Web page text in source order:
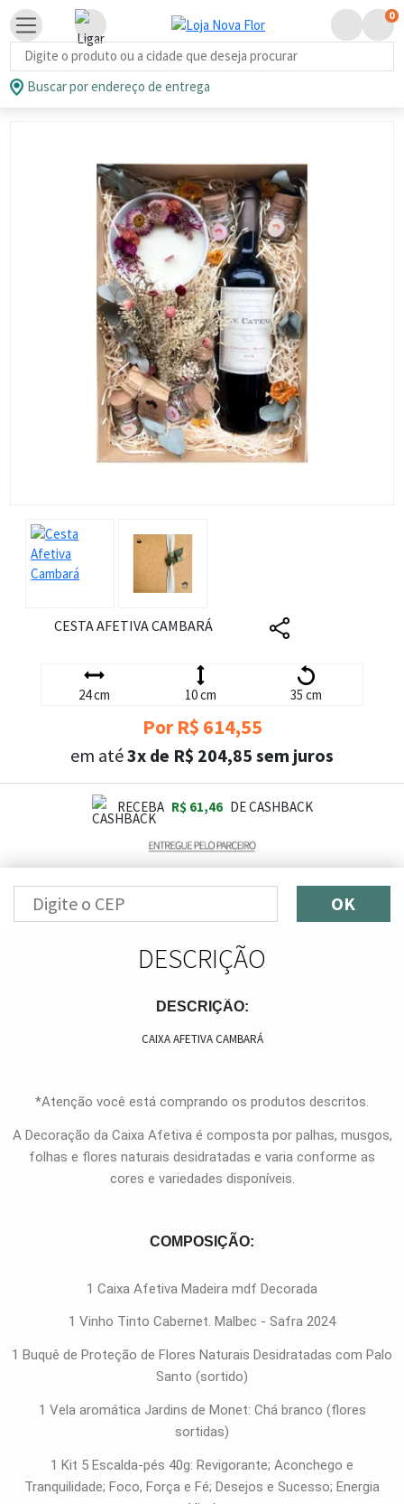
Busca de produtos
0
Buscar por endereço de entrega
CESTA AFETIVA CAMBARÁ
24 cm 10 cm 35 cm
Por R$ 614,55
em até3x de R$ 204,85 sem juros
RECEBA R$ 61,46 DE CASHBACK
OK
DESCRIÇÃO
DESCRIÇÃO:
CAIXA AFETIVA CAMBARÁ
*Atenção você está comprando os produtos descritos.
A Decoração da Caixa Afetiva é composta por palhas, musgos,
folhas e flores naturais desidratadas e varia conforme as
cores e variedades disponíveis.
COMPOSIÇÃO:
1 Caixa Afetiva Madeira mdf Decorada
1 Vinho Tinto Cabernet. Malbec - Safra 2024
1 Buquê de Proteção de Flores Naturais Desidratadas com Palo
Santo (sortido)
1 Vela aromática Jardins de Monet: Chá branco (flores
sortidas)
1 Kit 5 Escalda-pés 40g: Revigorante; Aconchego e
Tranquilidade; Foco, Força e Fé; Desejos e Sucesso; Energia